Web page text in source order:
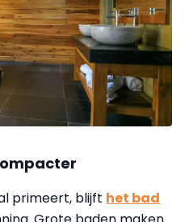
primeert, blijft het bad